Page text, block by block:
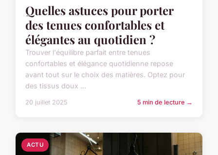
Quelles astuces pour porter
des tenues confortables et
élégantes au quotidien ?
Trouver l'équilibre parfait entre tenues
confortables et élégance quotidienne repose
avant tout sur le choix des matières. Optez pour
des tissus doux ...
20 juillet 2025 5 min de lecture →
ACTU